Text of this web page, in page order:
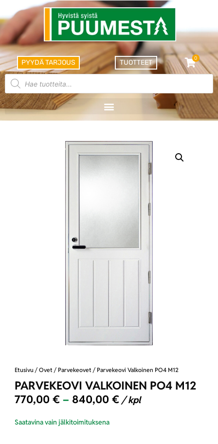
PYYDÄ TARJOUS TUOTTEET
0
Etusivu / Ovet / Parvekeovet / Parvekeovi Valkoinen PO4 M12
PARVEKEOVI VALKOINEN PO4 M12
770,00 € – 840,00 € / kpl